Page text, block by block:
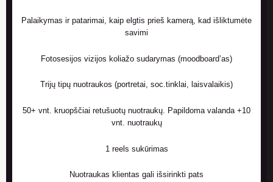
Palaikymas ir patarimai, kaip elgtis prieš kamerą, kad išliktumėte
savimi
Fotosesijos vizijos koliažo sudarymas (moodboard’as)
Trijų tipų nuotraukos (portretai, soc.tinklai, laisvalaikis)
50+ vnt. kruopščiai retušuotų nuotraukų. Papildoma valanda +10
vnt. nuotraukų
1 reels sukūrimas
Nuotraukas klientas gali išsirinkti pats